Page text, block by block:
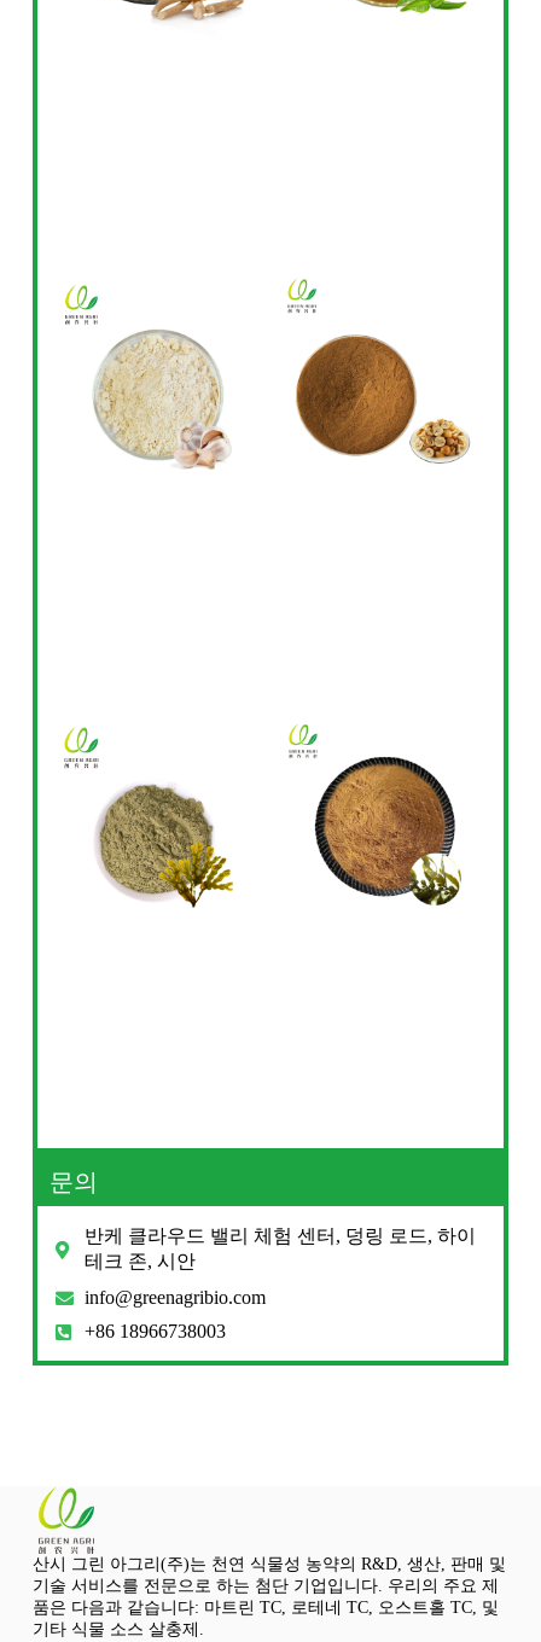
문의
반케 클라우드 밸리 체험 센터, 덩링 로드, 하이
테크 존, 시안
info@greenagribio.com
+86 18966738003
산시 그린 아그리(주)는 천연 식물성 농약의 R&D, 생산, 판매 및
기술 서비스를 전문으로 하는 첨단 기업입니다. 우리의 주요 제
품은 다음과 같습니다: 마트린 TC, 로테네 TC, 오스트홀 TC, 및
기타 식물 소스 살충제.